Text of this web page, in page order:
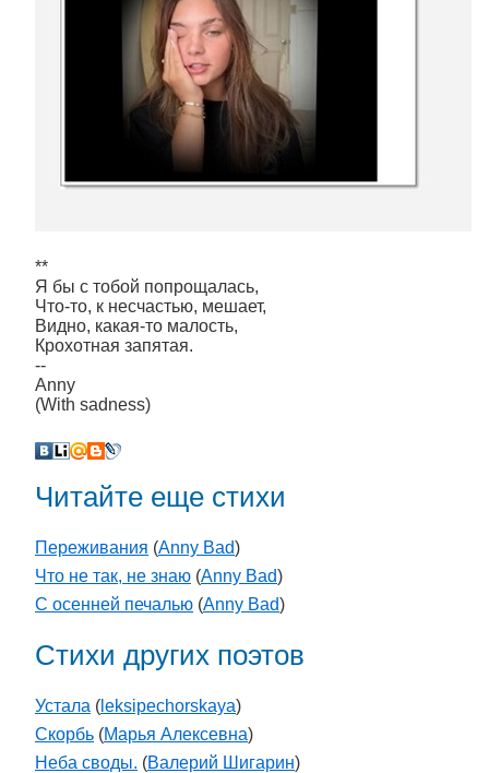
**
Я бы с тобой попрощалась,
Что-то, к несчастью, мешает,
Видно, какая-то малость,
Крохотная запятая.
--
Anny
(With sadness)
Читайте еще стихи
Переживания (Anny Bad)
Что не так, не знаю (Anny Bad)
С осенней печалью (Anny Bad)
Стихи других поэтов
Устала ( leksipechorskaya)
Скорбь (Марья Алексевна)
Неба своды. (Валерий Шигарин)